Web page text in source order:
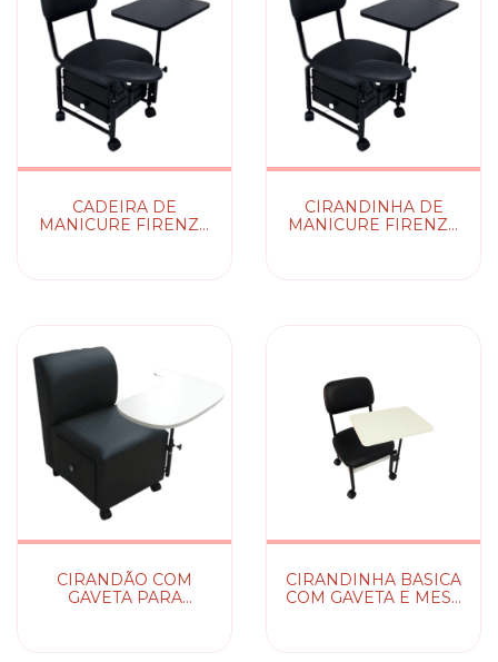
CADEIRA DE
MANICURE FIRENZE
CIRANDINHA DE
MANICURE FIRENZE
CIRANDÃO COM
GAVETA PARA
CIRANDINHA BASICA
COM GAVETA E MESA